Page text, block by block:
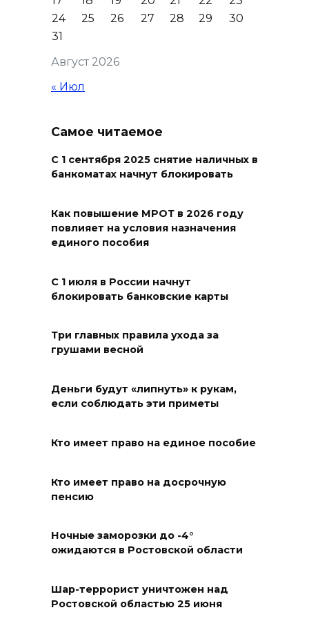
поучаствовать в конкурсе
«Лучший школьный педагог-
библиотекарь России»
06 августа 2026 15:51
более чем для 11 тыс. детей
06 августа 2026 15:49
ростовчанка разочаровалась
в местных мужчинах
Возбуждено еще одно дело:
емкости на 1000 л
Десятки социальных
области за 5 лет воплотились
06 августа 2026 15:35
собрался на М-4 «Дон» под
Шахтами
Август 2026
24
25 26 27 28 29
30
31
« Июл
Самое читаемое
С 1 сентября 2025 снятие наличных в
банкоматах начнут блокировать
Как повышение МРОТ в 2026 году
повлияет на условия назначения
единого пособия
С 1 июля в России начнут
блокировать банковские карты
Три главных правила ухода за
грушами весной
Деньги будут «липнуть» к рукам,
если соблюдать эти приметы
Кто имеет право на единое пособие
Кто имеет право на досрочную
пенсию
Ночные заморозки до -4°
ожидаются в Ростовской области
Шар-террорист уничтожен над
Ростовской областью 25 июня